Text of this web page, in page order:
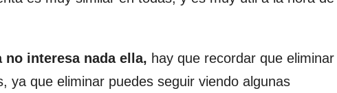
no interesa nada ella, hay que recordar que eliminar
ya que eliminar puedes seguir viendo algunas